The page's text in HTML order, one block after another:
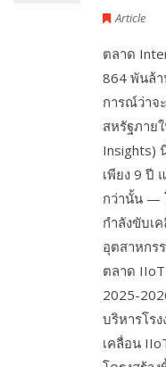
Article
ตลาด
864 พันล้
การณ์ว่าจ
สหรัฐภาย
Insights)
เพียง 9 ปี
กว่านั้น —
กำลังขับเ
อุตสาหกร
ตลาด
2025-
บริหารโร
เคลื่อน